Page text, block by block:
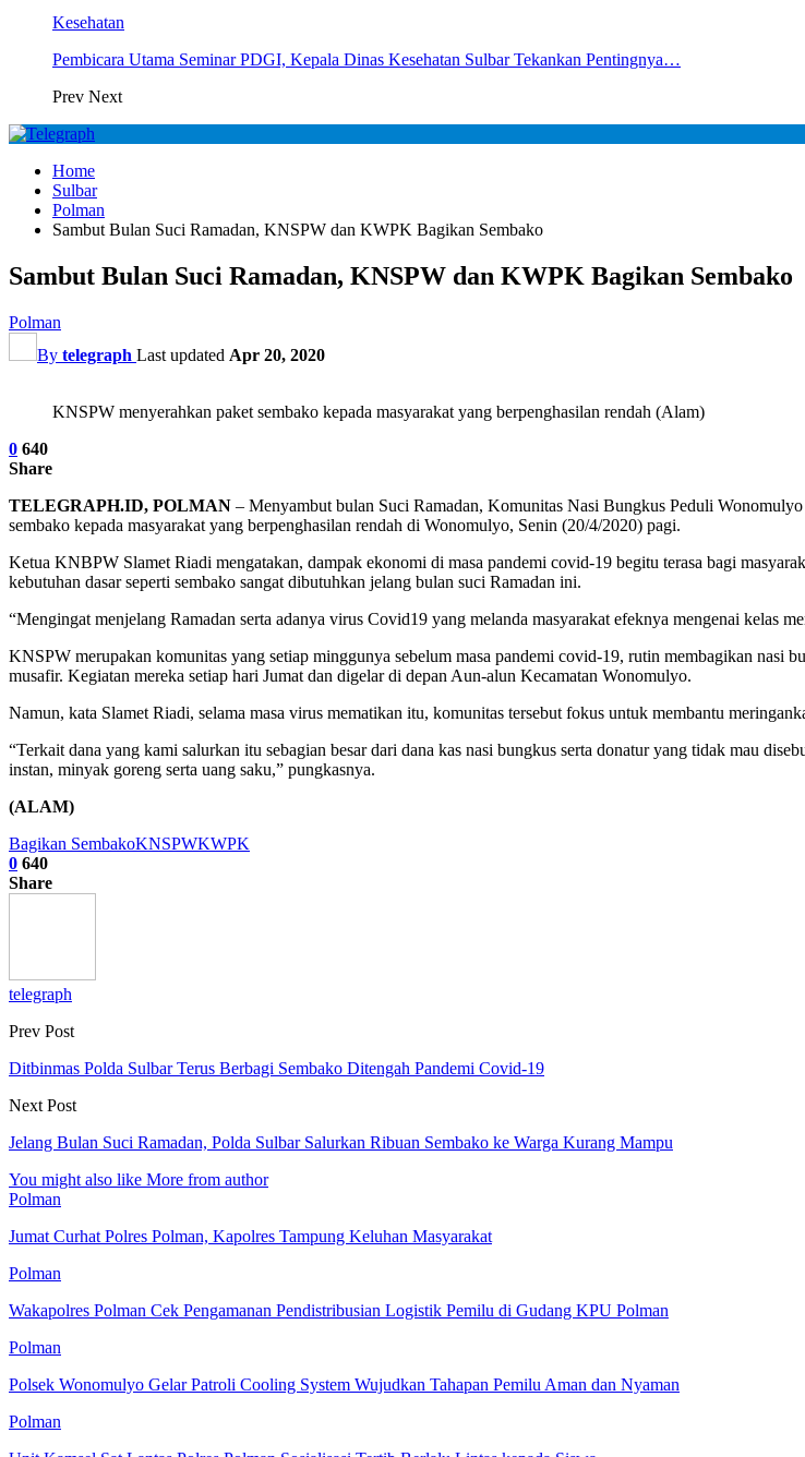
Kesehatan
Pembicara Utama Seminar PDGI, Kepala Dinas Kesehatan Sulbar Tekankan Pentingnya…
Prev Next
Home
Sulbar
Polman
Sambut Bulan Suci Ramadan, KNSPW dan KWPK Bagikan Sembako
Sambut Bulan Suci Ramadan, KNSPW dan KWPK Bagikan Sembako
Polman
By telegraph Last updated Apr 20, 2020
KNSPW menyerahkan paket sembako kepada masyarakat yang berpenghasilan rendah (Alam)
0 640
Share
TELEGRAPH.ID, POLMAN – Menyambut bulan Suci Ramadan, Komunitas Nasi Bungkus Peduli
sembako kepada masyarakat yang berpenghasilan rendah di Wonomulyo, Senin (20/4/2020) pagi.
Ketua KNBPW Slamet Riadi mengatakan, dampak ekonomi di masa pandemi covid-19 begitu terasa bagi
kebutuhan dasar seperti sembako sangat dibutuhkan jelang bulan suci Ramadan ini.
“Mengingat menjelang Ramadan serta adanya virus Covid19 yang melanda masyarakat efeknya mengenai kelas
KNSPW merupakan komunitas yang setiap minggunya sebelum masa pandemi covid-19, rutin membagikan nasi
musafir. Kegiatan mereka setiap hari Jumat dan digelar di depan Aun-alun Kecamatan Wonomulyo.
Namun, kata Slamet Riadi, selama masa virus mematikan itu, komunitas tersebut fokus untuk membantu
“Terkait dana yang kami salurkan itu sebagian besar dari dana kas nasi bungkus serta donatur yang tidak mau
instan, minyak goreng serta uang saku,” pungkasnya.
(ALAM)
Bagikan SembakoKNSPWKWPK
0 640
Share
telegraph
Prev Post
Ditbinmas Polda Sulbar Terus Berbagi Sembako Ditengah Pandemi Covid-19
Next Post
Jelang Bulan Suci Ramadan, Polda Sulbar Salurkan Ribuan Sembako ke Warga Kurang Mampu
You might also like More from author
Polman
Jumat Curhat Polres Polman, Kapolres Tampung Keluhan Masyarakat
Polman
Wakapolres Polman Cek Pengamanan Pendistribusian Logistik Pemilu di Gudang KPU Polman
Polman
Polsek Wonomulyo Gelar Patroli Cooling System Wujudkan Tahapan Pemilu Aman dan Nyaman
Polman